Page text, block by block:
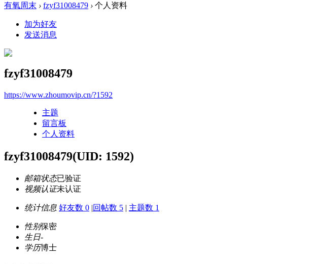
有氧周末 › fzyf31008479 › 个人资料
加为好友
发送消息
fzyf31008479
https://www.zhoumovip.cn/?1592
主题
留言板
个人资料
fzyf31008479(UID: 1592)
邮箱状态已验证
视频认证未认证
统计信息 好友数 0 |回帖数 5 | 主题数 1
性别保密
生日-
学历博士